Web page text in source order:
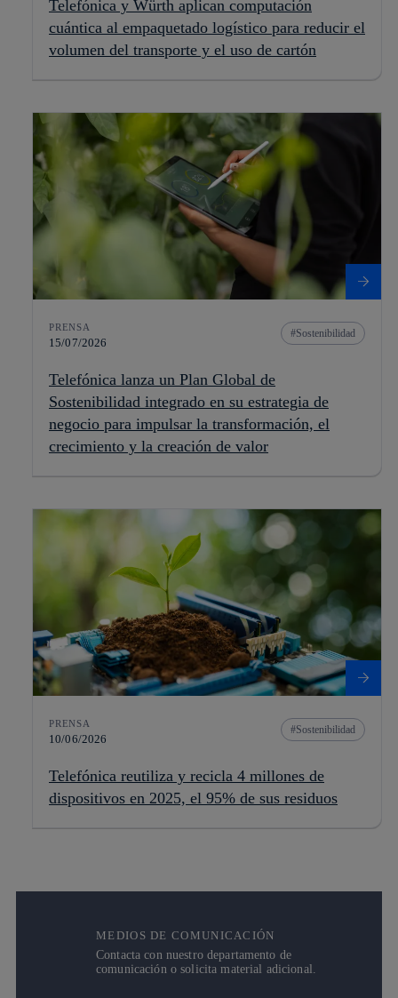
Telefónica y Würth aplican computación
cuántica al empaquetado logístico para reducir el
volumen del transporte y el uso de cartón
PRENSA
15/07/2026
Sostenibilidad
Telefónica lanza un Plan Global de
Sostenibilidad integrado en su estrategia de
negocio para impulsar la transformación, el
crecimiento y la creación de valor
PRENSA
10/06/2026
Sostenibilidad
Telefónica reutiliza y recicla 4 millones de
dispositivos en 2025, el 95% de sus residuos
MEDIOS DE COMUNICACIÓN
Contacta con nuestro departamento de
comunicación o solicita material adicional.